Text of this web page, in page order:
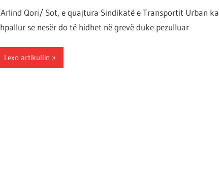
Qori/ Sot, e quajtura Sindikatë e Transportit Urban ka
se nesër do të hidhet në grevë duke pezulluar
Lexo artikullin